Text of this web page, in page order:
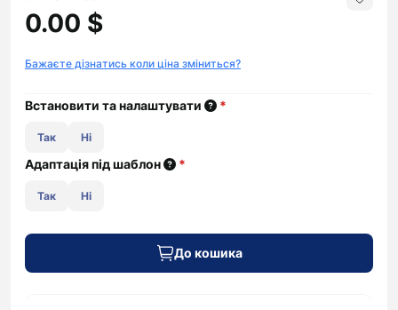
0.00 $
Бажаєте дізнатись коли ціна зміниться?
Встановити та налаштувати *
Так Ні
Адаптація під шаблон *
Так Ні
До кошика